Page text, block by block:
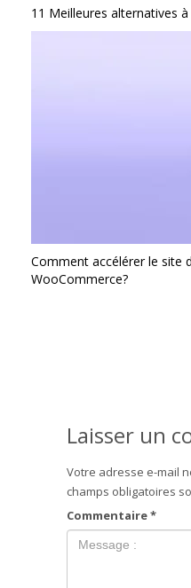
11 Meilleures alternatives
Comment accélérer le site
WooCommerce?
Laisser un
Votre adresse e-mail
champs obligatoires
Commentaire*